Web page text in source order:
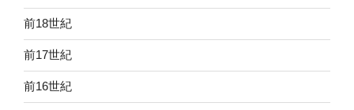
前18世紀
前17世紀
前16世紀